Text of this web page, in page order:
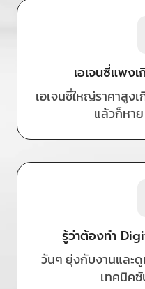
เอเจนซี่แพง
เอเจนซี่ใหญ่ราคาสูง
แล้วก็หา
รู้ว่าต้องทำ
วันๆ ยุ่งกับงานและดู
เทคนิค